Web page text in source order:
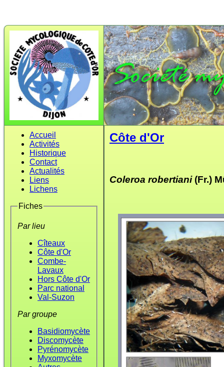
Accueil
Activités
Historique
Contact
Actualités
Liens
Lichens
Fiches
Par lieu
Cîteaux
Côte d'Or
Combe-
Lavaux
Hors Côte d'Or
Parc national
Val-Suzon
Par groupe
Basidiomycète
Discomycète
Pyrénomycète
Myxomycète
Côte d'Or
Coleroa robertiani (Fr.)